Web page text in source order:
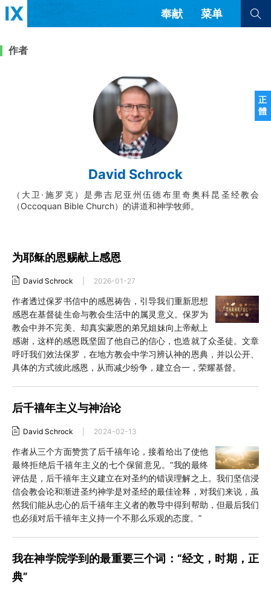
正
體
奉献 菜单
书评 访谈
解经式讲道与神学
福音传讲与宣教 成员制与教会纪律
查看全部
查看全部
隐私条款
正體中文
西班牙语
葡萄牙语
俄语
乌兹别克语
达里语
波斯语
韩语
土耳其语
作者
David Schrock
（大卫·施罗克）是弗吉尼亚州伍德布里奇奥科昆圣经教会
（Occoquan Bible Church）的讲道和神学牧师。
为耶稣的恩赐献上感恩
David Schrock 2026-01-27
作者透过保罗书信中的感恩祷告，引导我们重新思想
感恩在基督徒生命与教会生活中的属灵意义。保罗为
教会中并不完美、却真实蒙恩的弟兄姐妹向上帝献上
感谢，这样的感恩既坚固了他自己的信心，也造就了众圣徒。文章
呼吁我们效法保罗，在地方教会中学习辨认神的恩典，并以公开、
具体的方式彼此感恩，从而减少纷争，建立合一，荣耀基督。
后千禧年主义与神治论
David Schrock 2024-02-13
作者从三个方面赞赏了后千禧年论，接着给出了使他
最终拒绝后千禧年主义的七个保留意见。“我的最终
评估是，后千禧年主义建立在对圣约的错误理解之上。我们坚信浸
信会教会论和渐进圣约神学是对圣经的最佳诠释，对我们来说，虽
然我们能从忠心的后千禧年主义者的教导中得到帮助，但最后我们
也必须对后千禧年主义持一个不那么乐观的态度。”
我在神学院学到的最重要三个词：“经文，时期，正
典”